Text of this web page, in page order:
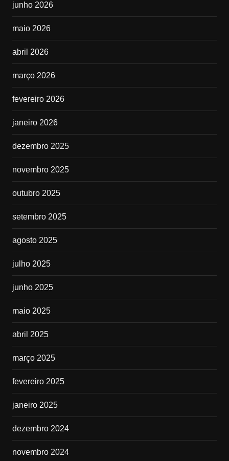
junho 2026
maio 2026
abril 2026
março 2026
fevereiro 2026
janeiro 2026
dezembro 2025
novembro 2025
outubro 2025
setembro 2025
agosto 2025
julho 2025
junho 2025
maio 2025
abril 2025
março 2025
fevereiro 2025
janeiro 2025
dezembro 2024
novembro 2024